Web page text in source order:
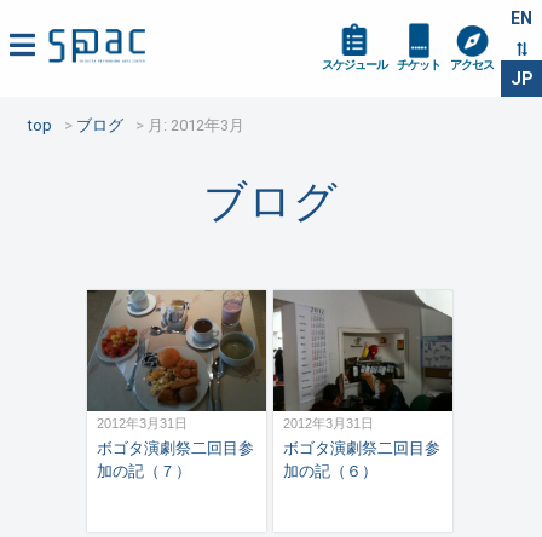
EN
JP
スケジュール チケット アクセス
top ブログ 月: 2012年3月
ブログ
2012年3月31日
ボゴタ演劇祭二回目参
加の記（７）
2012年3月31日
ボゴタ演劇祭二回目参
加の記（６）